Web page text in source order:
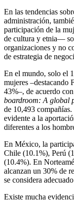
En las tendencias
administración,
participación de la
de cultura y etnia—
organizaciones y no
de estrategia de
En el mundo, solo el
mujeres –destacando
43%–, de acuerdo
boardroom: A global
de 10,493
evidente a la
diferentes a los
En México, la
Chile (10.1%), Perú
(10.4%). En
alcanzan un 30% de
se considera
Existe mucha